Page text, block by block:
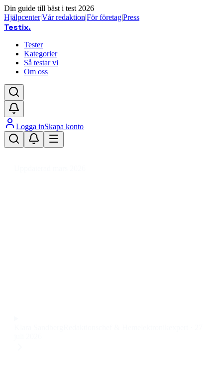
Din guide till bäst i test 2026
Hjälpcenter|Vår redaktion|För företag|Press
Testix.
Tester
Kategorier
Så testar vi
Om oss
Logga inSkapa konto